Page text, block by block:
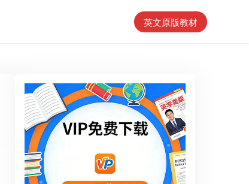
英文原版教材